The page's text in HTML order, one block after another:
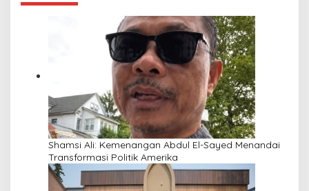
Shamsi Ali: Kemenangan Abdul El-Sayed Menandai
Transformasi Politik Amerika